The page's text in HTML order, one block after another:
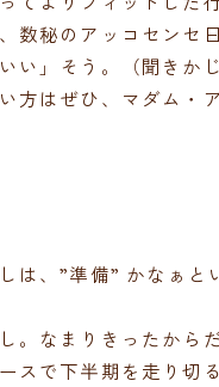
数秘のアッコセンセ
い」そう。（聞きか
方はぜひ、マダム・
は、”準備” かなぁと
。なまりきったから
スで下半期を走り切